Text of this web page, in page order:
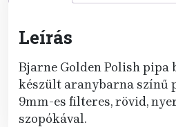
Leírás
Bjarne Golden Polish pipa
készült aranybarna színű
9mm-es filteres, rövid,
szopókával.